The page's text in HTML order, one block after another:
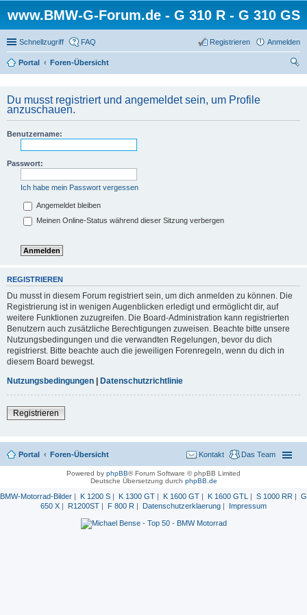
www.BMW-G-Forum.de - G 310 R - G 310 GS
Schnellzugriff FAQ Anmelden
Registrieren
Portal
Foren-Übersicht
Du musst registriert und angemeldet sein, um Profile
anzuschauen.
Benutzername:
Passwort:
Ich habe mein Passwort vergessen
Angemeldet bleiben
Meinen Online-Status während dieser Sitzung verbergen
REGISTRIEREN
Du musst in diesem Forum registriert sein, um dich anmelden zu können. Die
Registrierung ist in wenigen Augenblicken erledigt und ermöglicht dir, auf
weitere Funktionen zuzugreifen. Die Board-Administration kann registrierten
Benutzern auch zusätzliche Berechtigungen zuweisen. Beachte bitte unsere
Nutzungsbedingungen und die verwandten Regelungen, bevor du dich
registrierst. Bitte beachte auch die jeweiligen Forenregeln, wenn du dich in
diesem Board bewegst.
Nutzungsbedingungen | Datenschutzrichtlinie
Registrieren
Portal Foren-Übersicht Das Team
Kontakt
Powered by phpBB® Forum Software © phpBB Limited
Deutsche Übersetzung durch phpBB.de
BMW-Motorrad-Bilder | K 1200 S | K 1300 GT | K 1600 GT | K 1600 GTL | S 1000 RR | G
650 X | R1200ST | F 800 R | Datenschutzerklaerung | Impressum